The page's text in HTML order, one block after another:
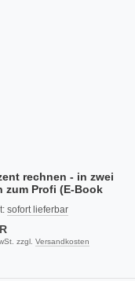
rechnen - in zwei
zum Profi (E-Book
sofort lieferbar
zzgl.Versandkosten